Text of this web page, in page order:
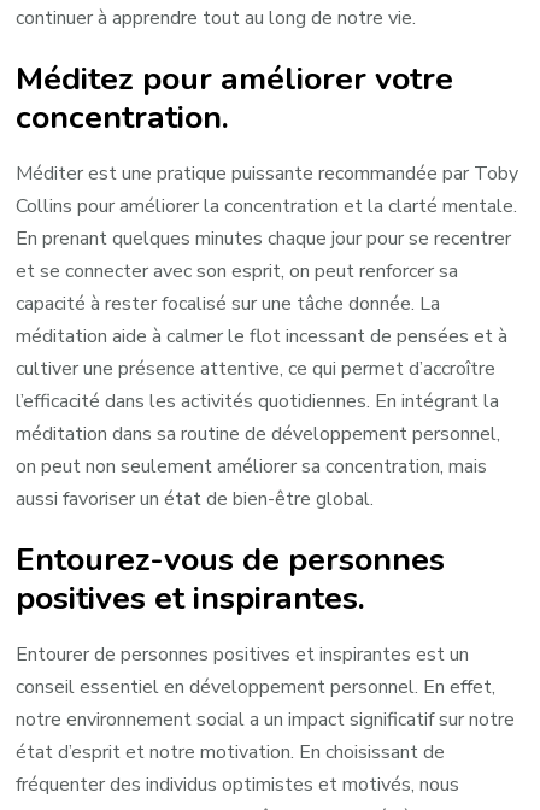
continuer à apprendre tout au long de notre vie.
Méditez pour améliorer votre
concentration.
Méditer est une pratique puissante recommandée par Toby
Collins pour améliorer la concentration et la clarté mentale.
En prenant quelques minutes chaque jour pour se recentrer
et se connecter avec son esprit, on peut renforcer sa
capacité à rester focalisé sur une tâche donnée. La
méditation aide à calmer le flot incessant de pensées et à
cultiver une présence attentive, ce qui permet d’accroître
l’efficacité dans les activités quotidiennes. En intégrant la
méditation dans sa routine de développement personnel,
on peut non seulement améliorer sa concentration, mais
aussi favoriser un état de bien-être global.
Entourez-vous de personnes
positives et inspirantes.
Entourer de personnes positives et inspirantes est un
conseil essentiel en développement personnel. En effet,
notre environnement social a un impact significatif sur notre
état d’esprit et notre motivation. En choisissant de
fréquenter des individus optimistes et motivés, nous